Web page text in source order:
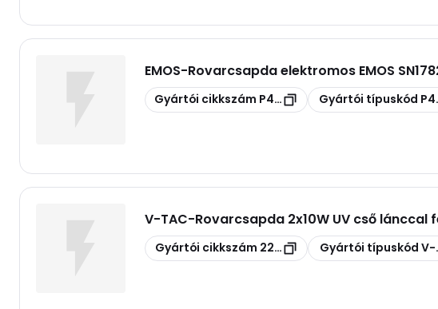
EMOS-Rovarcsapda elektromos EMOS
Másolás
Gyártói cikkszám P4104 Másolás
Gyártói típuskód
V-TAC-Rovarcsapda 2x10W UV cső lánccal
Másolás
Gyártói cikkszám 2272524Másolás
Gyártói típuskód V-